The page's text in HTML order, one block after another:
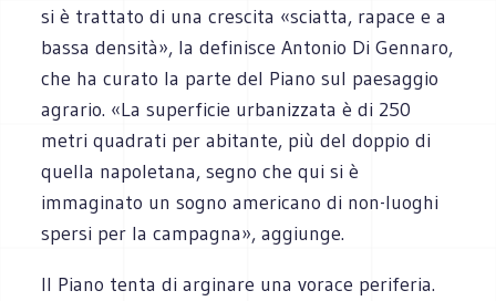
si è trattato di una crescita «sciatta, rapace e a
bassa densità», la definisce Antonio Di Gennaro,
che ha curato la parte del Piano sul paesaggio
agrario. «La superficie urbanizzata è di 250
metri quadrati per abitante, più del doppio di
quella napoletana, segno che qui si è
immaginato un sogno americano di non-luoghi
spersi per la campagna», aggiunge.
Il Piano tenta di arginare una vorace periferia.